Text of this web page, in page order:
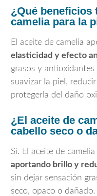
¿Qué beneficios
camelia para la
El aceite de camelia
elasticidad y efecto
grasos y
suavizar la piel,
protegerla del daño
¿El aceite de
cabello seco o
Sí. El aceite de
aportando brillo y
sin dejar sensación
seco, opaco o dañado.